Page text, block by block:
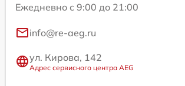
Ежедневно с 9:00 до 21:00
info@re-aeg.ru
ул. Кирова, 142
Адрес сервисного центра AEG